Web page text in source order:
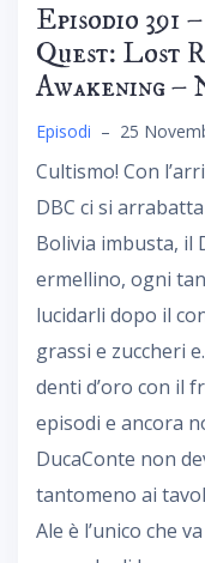
Episodio 391
Quest: Lost
Awakening –
Episodi – 25
Cultismo! Con
DBC ci si
Bolivia imbusta, il
ermellino, ogni
lucidarli dopo il
grassi e zuccheri
denti d’oro con il
episodi e ancora
DucaConte non
tantomeno ai
Ale è l’unico che